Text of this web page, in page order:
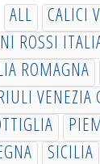
ALL
CALICI
ROSSI
ROMAGNA
VENEZIA
SICILIA